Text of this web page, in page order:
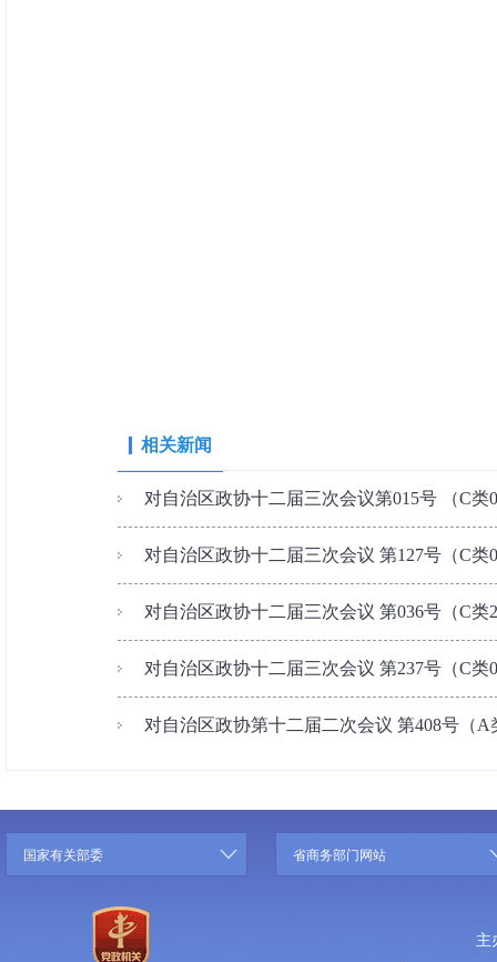
相关新闻
对自治区政协十二届三次会议第015号 （C类
对自治区政协十二届三次会议 第127号（C类
对自治区政协十二届三次会议 第036号（C类
对自治区政协十二届三次会议 第237号（C类
对自治区政协第十二届二次会议 第408号（A
国家有关部委 省商务部门网站
主